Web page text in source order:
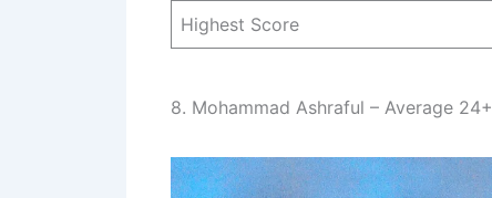
Highest Score
8. Mohammad Ashraful – Average 24+